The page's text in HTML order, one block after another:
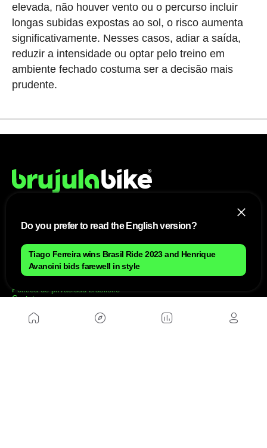
elevada, não houver vento ou o percurso incluir
longas subidas expostas ao sol, o risco aumenta
significativamente. Nesses casos, adiar a saída,
reduzir a intensidade ou optar pelo treino em
ambiente fechado costuma ser a decisão mais
prudente.
NÓS
Mapa do site
Aviso Legal Brasileiro
Política de cookies Brasileiro
Política de privacidad brasileiro
Contato
Do you prefer to read the English version?
Tiago Ferreira wins Brasil Ride 2023 and Henrique
Avancini bids farewell in style